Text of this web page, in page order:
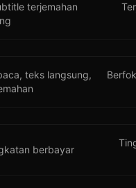
terjemahan
teks langsung,
berbayar